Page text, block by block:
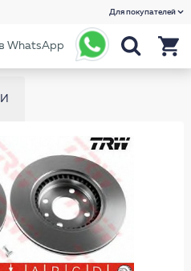
Для покупателей
WhatsApp